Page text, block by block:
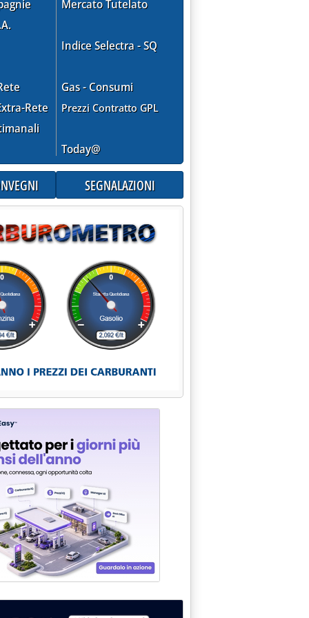
Rete
Mercato Tutelato
Indice Selectra - SQ
Gas - Consumi
Prezzi Contratto GPL
Today@
SEGNALAZIONI